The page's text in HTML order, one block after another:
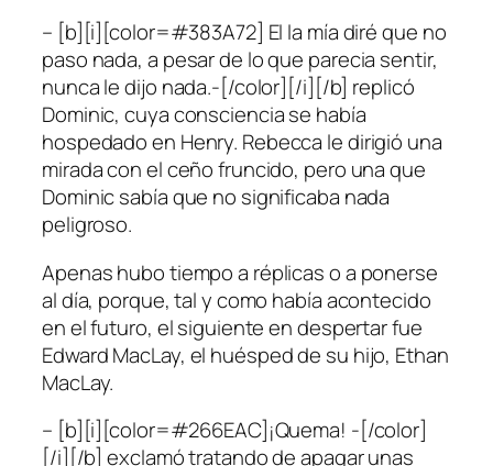
– [b][i][color=#383A72] El la mía diré que no
paso nada, a pesar de lo que parecia sentir,
nunca le dijo nada.-[/color][/i][/b] replicó
Dominic, cuya consciencia se había
hospedado en Henry. Rebecca le dirigió una
mirada con el ceño fruncido, pero una que
Dominic sabía que no significaba nada
peligroso.
Apenas hubo tiempo a réplicas o a ponerse
al día, porque, tal y como había acontecido
en el futuro, el siguiente en despertar fue
Edward MacLay, el huésped de su hijo, Ethan
MacLay.
– [b][i][color=#266EAC]¡Quema! -[/color]
[/i][/b] exclamó tratando de apagar unas